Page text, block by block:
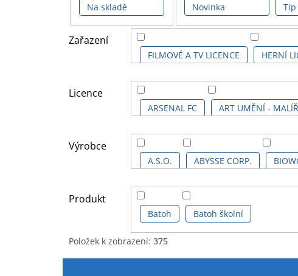
Na skladě Novinka Tip
Zařazení
FILMOVÉ A TV LICENCE HERNÍ
KOMIKSOVÉ A ANIME LICENCE
Licence
ARSENAL FC ART UMĚNÍ -
ASSASSINS CREED SÉRIE
BEETLEJUICE BLACK PANTHER
Výrobce
A.S.O. ABYSSE CORP.
FC BARCELONA MERCHANDISE
HALF MOON BAY HEROES
Produkt
Batoh Batoh školní
Položek k zobrazení: 375
V
Ř